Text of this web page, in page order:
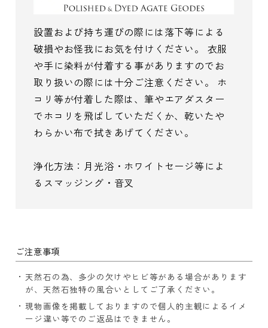
設置および持ち運びの際には落下等による
破損やお怪我にお気を付けください。 衣服
や手に染料が付着する事がありますのでお
取り扱いの際には十分ご注意ください。 ホ
コリ等が付着した際は、筆やエアダスター
でホコリを飛ばしていただくか、乾いたや
わらかい布で拭きあげてください。
浄化方法：月光浴・ホワイトセージ等によ
るスマッジング・音叉
ご注意事項
天然石の為、多少の欠けやヒビ等がある場合があります
が、天然石独特の風合いとしてご了承ください。
現物画像を掲載しておりますので個人的主観によるイメ
ージ違い等でのご返品はできません。